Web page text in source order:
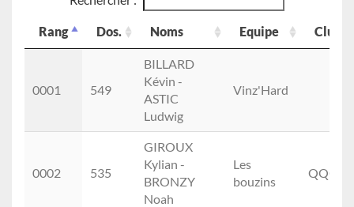
Rang Dos. Noms Equipe
Club
Noms
0001 549
BILLARD
Kévin -
ASTIC
Ludwig
Vinz'Hard
0002 535
GIROUX
Kylian -
BRONZY
Noah
Les
bouzins
QQQ